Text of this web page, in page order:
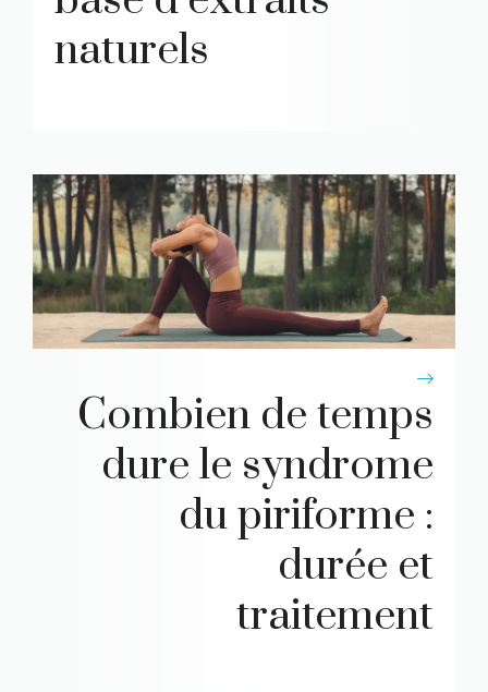
naturels
Combien de temps
dure le syndrome
du piriforme :
durée et
traitement